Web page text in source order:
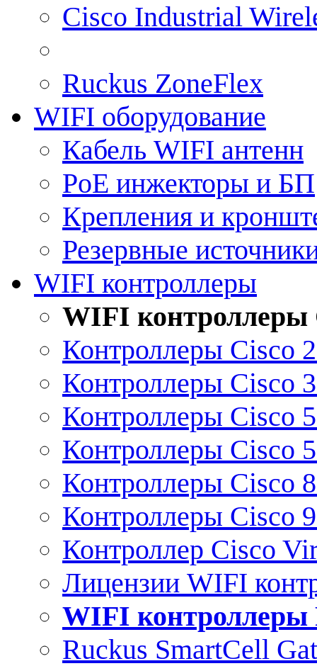
Cisco Industrial
Ruckus ZoneFlex
WIFI оборудование
Кабель WIFI антенн
PoE инжекторы и БП
Крепления и
Резервные
WIFI контроллеры
WIFI контроллеры
Контроллеры Cisco
Контроллеры Cisco
Контроллеры Cisco
Контроллеры Cisco
Контроллеры Cisco
Контроллеры Cisco
Контроллер Cisco
Лицензии WIFI
WIFI контроллеры
Ruckus SmartCell